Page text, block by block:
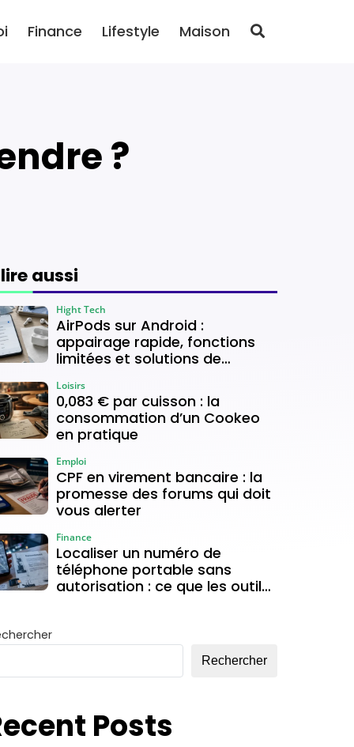
Finance Lifestyle Maison
?
aussi
AirPods sur Android :
appairage rapide, fonctions
limitées et solutions de
Hight Tech
0,083 € par cuisson : la
consommation d’un Cookeo
en pratique
Loisirs
CPF en virement bancaire : la
promesse des forums qui doit
vous alerter
Emploi
Localiser un numéro de
téléphone portable sans
autorisation : ce que les outils
Finance
Rechercher
Posts